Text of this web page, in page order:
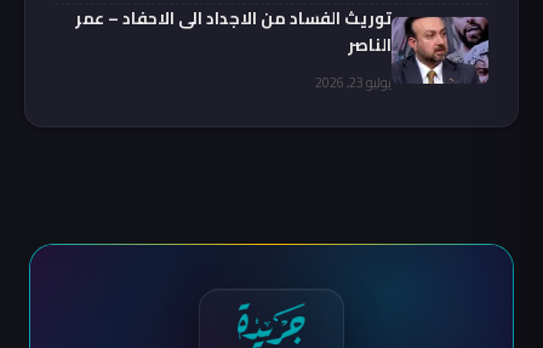
توريث الفساد من الاجداد الى الاحفاد – عمر
الناصر
يوليو 23, 2026